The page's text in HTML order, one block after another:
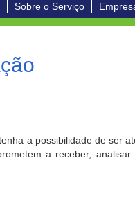
Sobre o Serviço
a possibilidade de ser
a receber,